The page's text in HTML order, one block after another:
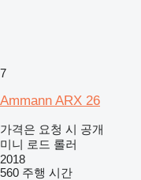
7
Ammann ARX 26
가격은 요청 시 공개
미니 로드 롤러
2018
560 주행 시간